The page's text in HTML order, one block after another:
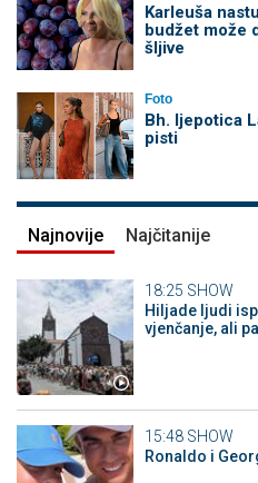
Karleuša
budžet može
šljive
Foto
Bh. ljepotica
pisti
Najnovije Najčitanije
18:25 SHOW
Hiljade ljudi
vjenčanje, ali
15:48 SHOW
Ronaldo i